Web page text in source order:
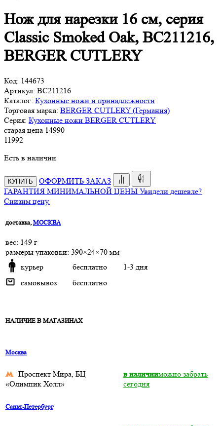
Нож для нарезки 16 см, серия
Classic Smoked Oak, BC211216,
BERGER CUTLERY
Код: 144673
Артикул: BC211216
Каталог: Кухонные ножи и принадлежности
Торговая марка: BERGER CUTLERY (Германия)
Серия: Кухонные ножи BERGER CUTLERY
старая цена 14990
11992
Есть в наличии
КУПИТЬ
ОФОРМИТЬ ЗАКАЗ
ГАРАНТИЯ МИНИМАЛЬНОЙ ЦЕНЫ Увидели дешевле?
Снизим цену.
доставка, МОСКВА
веc: 149 г
размеры упаковки: 390×24×70 мм
курьер
бесплатно
1-3 дня
самовывоз
бесплатно
НАЛИЧИЕ В МАГАЗИНАХ
Москва
Проспект Мира, БЦ
«Олимпик Холл»
в наличииможно забрать
сегодня
Санкт-Петербург